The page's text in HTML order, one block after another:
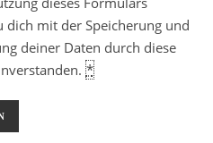
dich mit der Speicherung und
deiner Daten durch diese
*